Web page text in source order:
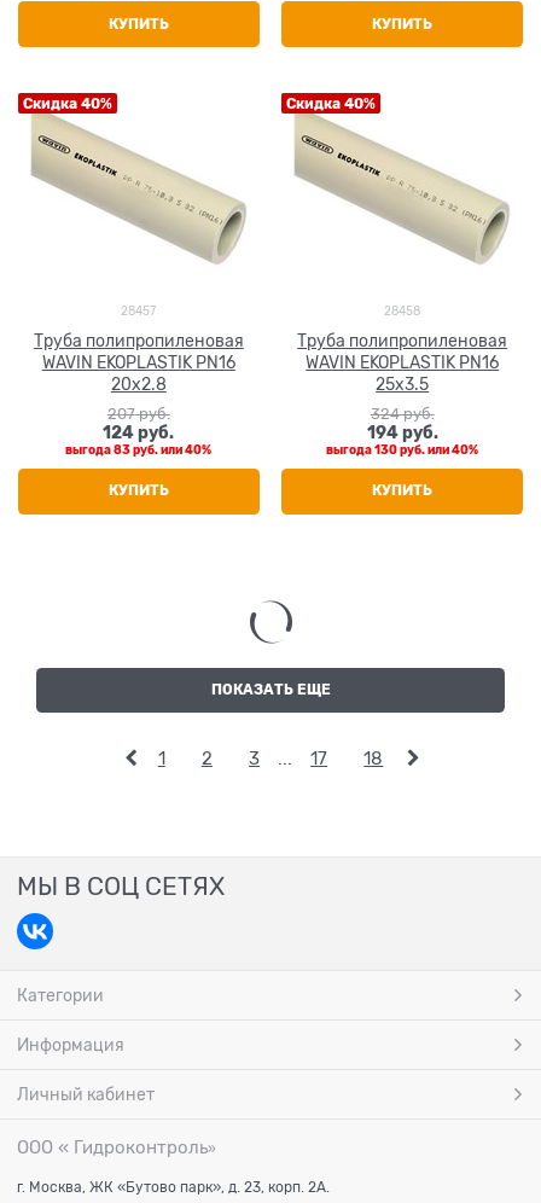
КУПИТЬ КУПИТЬ
Скидка 40%
28457
Труба полипропиленовая
WAVIN EKOPLASTIK PN16
20x2.8
207 руб.
124 руб.
выгода83 руб.или40%
КУПИТЬ
Скидка 40%
28458
Труба полипропиленовая
WAVIN EKOPLASTIK PN16
25x3.5
324 руб.
194 руб.
выгода130 руб.или40%
КУПИТЬ
ПОКАЗАТЬ ЕЩЕ
1 2 3 17 18
МЫ В СОЦ СЕТЯХ
Категории
Информация
Личный кабинет
ООО « Гидроконтроль»
г. Москва, ЖК «Бутово парк», д. 23, корп. 2А.